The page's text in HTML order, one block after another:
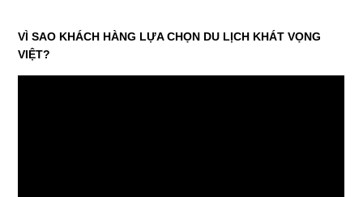
VÌ SAO KHÁCH HÀNG LỰA CHỌN DU LỊCH KHÁT VỌNG
VIỆT?